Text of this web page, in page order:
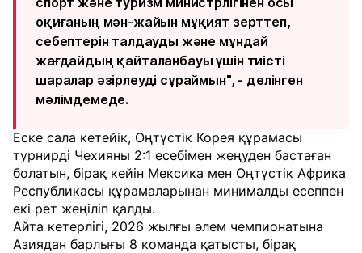
оқиғаның мән-жайын мұқият зерттеп,
себептерін талдауды және мұндай
жағдайдың қайталанбауы үшін тиісті
шаралар әзірлеуді сұраймын", - делінген
мәлімдемеде.
Еске сала кетейік, Оңтүстік Корея құрамасы
турнирді Чехияны 2:1 есебімен жеңуден бастаған
болатын, бірақ кейін Мексика мен Оңтүстік Африка
Республикасы құрамаларынан минималды есеппен
екі рет жеңіліп қалды.
Айта кетерлігі, 2026 жылғы әлем чемпионатына
Азиядан барлығы 8 команда қатысты, бірақ